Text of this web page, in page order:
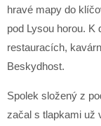
hravé mapy do
pod Lysou horou. K
restauracích,
Beskydhost.
Spolek složený z
začal s tlapkami už